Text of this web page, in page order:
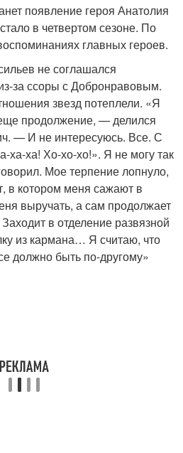
появление героя Анатолия
в четвертом сезоне. По
главных героев.
не соглашался
за ссоры с Добронравовым.
звезд потеплели. «Я
продолжение, — делился
— И не интересуюсь. Все. С
ха! Хо-хо-хо!». Я не могу так
Мое терпение лопнуло,
в котором меня сажают в
выручать, а сам продолжает
в отделение развязной
из кармана… Я считаю, что
должно быть по-другому»